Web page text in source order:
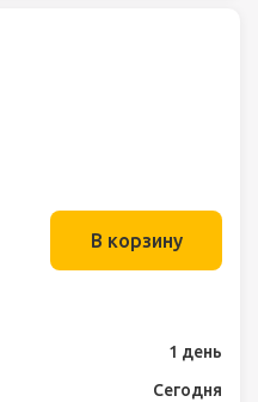
В корзину
1 день
Сегодня